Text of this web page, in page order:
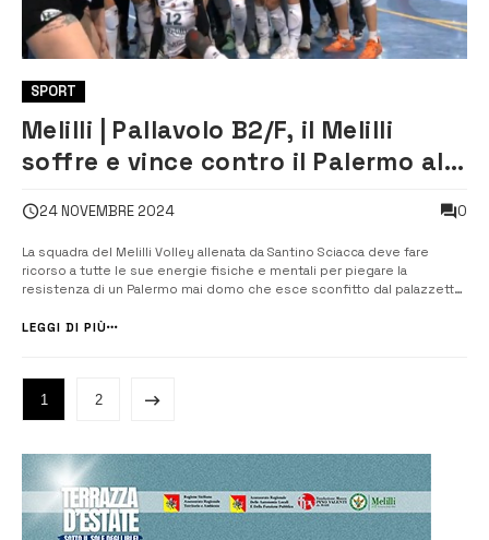
SPORT
Melilli | Pallavolo B2/F, il Melilli
soffre e vince contro il Palermo al
24 NOVEMBRE 2024 0
La squadra del Melilli Volley allenata da Santino Sciacca deve fare
ricorso a tutte le sue energie fisiche e mentali per piegare la
resistenza di un Palermo mai domo che esce sconfitto dal palazzetto
l’obiettivo e si porta al terzo posto in […]
LEGGI DI PIÙ
1 2